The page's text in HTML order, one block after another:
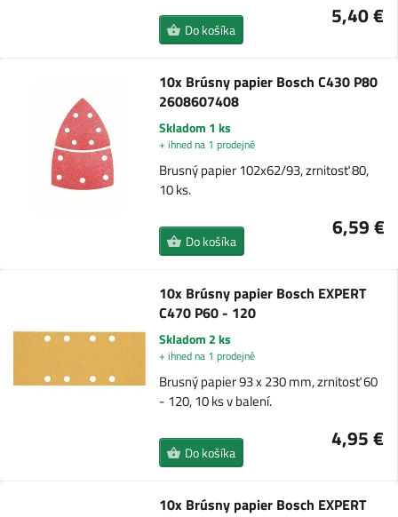
5,40 €
Do košíka
10x Brúsny papier Bosch C430 P80
2608607408
Skladom 1 ks
+ ihned na 1 prodejně
Brusný papier 102x62/93, zrnitosť 80,
10 ks.
6,59 €
Do košíka
10x Brúsny papier Bosch EXPERT
C470 P60 - 120
Skladom 2 ks
+ ihned na 1 prodejně
Brusný papier 93 x 230 mm, zrnitosť 60
- 120, 10 ks v balení.
4,95 €
Do košíka
10x Brúsny papier Bosch EXPERT